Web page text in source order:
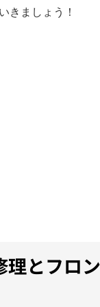
きましょう！
とフロ